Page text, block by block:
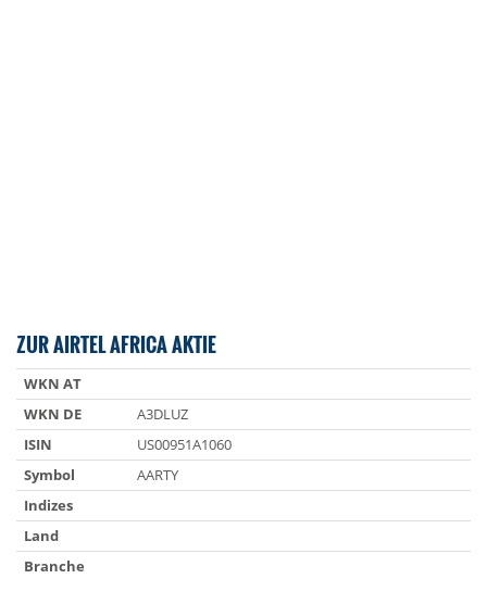
ZUR AIRTEL AFRICA AKTIE
WKN AT
WKN DE
A3DLUZ
ISIN
US00951A1060
Symbol
AARTY
Indizes
Land
Branche